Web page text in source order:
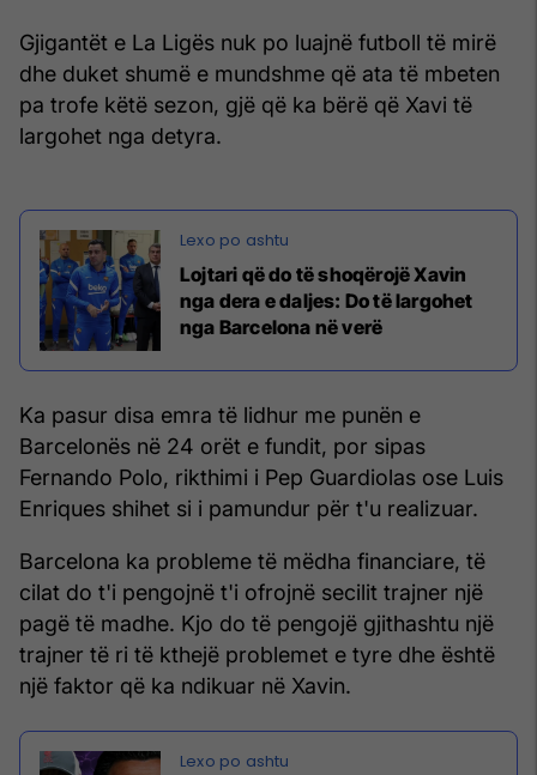
Gjigantët e La Ligës nuk po luajnë futboll të mirë
dhe duket shumë e mundshme që ata të mbeten
pa trofe këtë sezon, gjë që ka bërë që Xavi të
largohet nga detyra.
Lojtari që do të shoqërojë Xavin
nga dera e daljes: Do të largohet
nga Barcelona në verë
Ka pasur disa emra të lidhur me punën e
Barcelonës në 24 orët e fundit, por sipas
Fernando Polo, rikthimi i Pep Guardiolas ose Luis
Enriques shihet si i pamundur për t'u realizuar.
Barcelona ka probleme të mëdha financiare, të
cilat do t'i pengojnë t'i ofrojnë secilit trajner një
pagë të madhe. Kjo do të pengojë gjithashtu një
trajner të ri të kthejë problemet e tyre dhe është
një faktor që ka ndikuar në Xavin.